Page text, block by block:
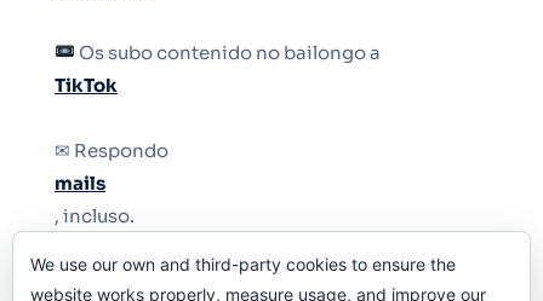
Os subo contenido no bailongo a
TikTok
✉ Respondo
mails
, incluso.
Y si una persona no puede tener teléfono, que
We use our own and third-party cookies to ensure the
website works properly, measure usage, and improve our